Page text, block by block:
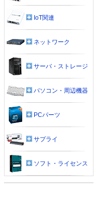
IoT関連
ネットワーク
サーバ・ストレージ
パソコン・周辺機器
PCパーツ
サプライ
ソフト・ライセンス